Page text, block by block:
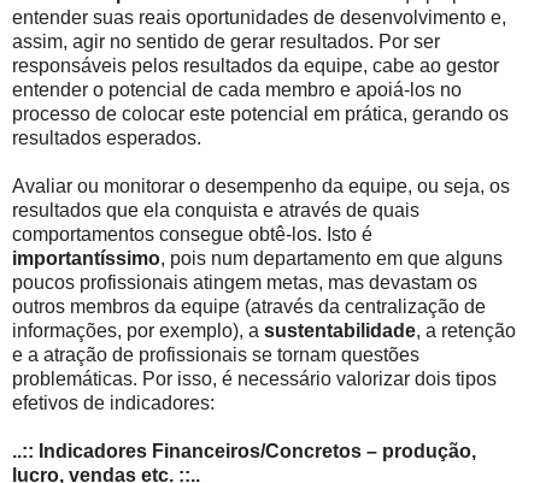
entender suas reais oportunidades de desenvolvimento e,
assim, agir no sentido de gerar resultados. Por ser
responsáveis pelos resultados da equipe, cabe ao gestor
entender o potencial de cada membro e apoiá-los no
processo de colocar este potencial em prática, gerando os
resultados esperados.
Avaliar ou monitorar o desempenho da equipe, ou seja, os
resultados que ela conquista e através de quais
comportamentos consegue obtê-los. Isto é
importantíssimo, pois num departamento em que alguns
poucos profissionais atingem metas, mas devastam os
outros membros da equipe (através da centralização de
informações, por exemplo), a sustentabilidade, a retenção
e a atração de profissionais se tornam questões
problemáticas. Por isso, é necessário valorizar dois tipos
efetivos de indicadores:
..:: Indicadores Financeiros/Concretos – produção,
lucro, vendas etc. ::..